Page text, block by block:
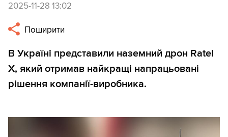
2025-11-28 13:02
Поширити
В Україні представили наземний дрон Ratel
X, який отримав найкращі напрацьовані
рішення компанії-виробника.